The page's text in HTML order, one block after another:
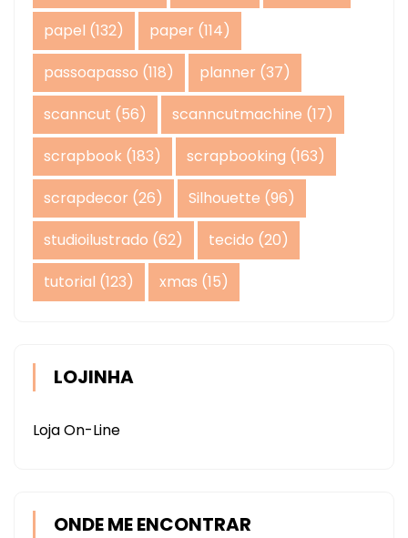
papel (132) paper (114)
passoapasso (118) planner (37)
scanncut (56) scanncutmachine (17)
scrapbook (183) scrapbooking (163)
scrapdecor (26) Silhouette (96)
studioilustrado (62) tecido (20)
tutorial (123) xmas (15)
LOJINHA
Loja On-Line
ONDE ME ENCONTRAR